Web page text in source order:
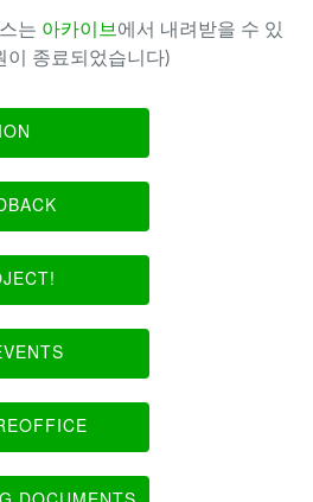
는 아카이브 에서 내려받을 수 있
이 종료되었습니다)